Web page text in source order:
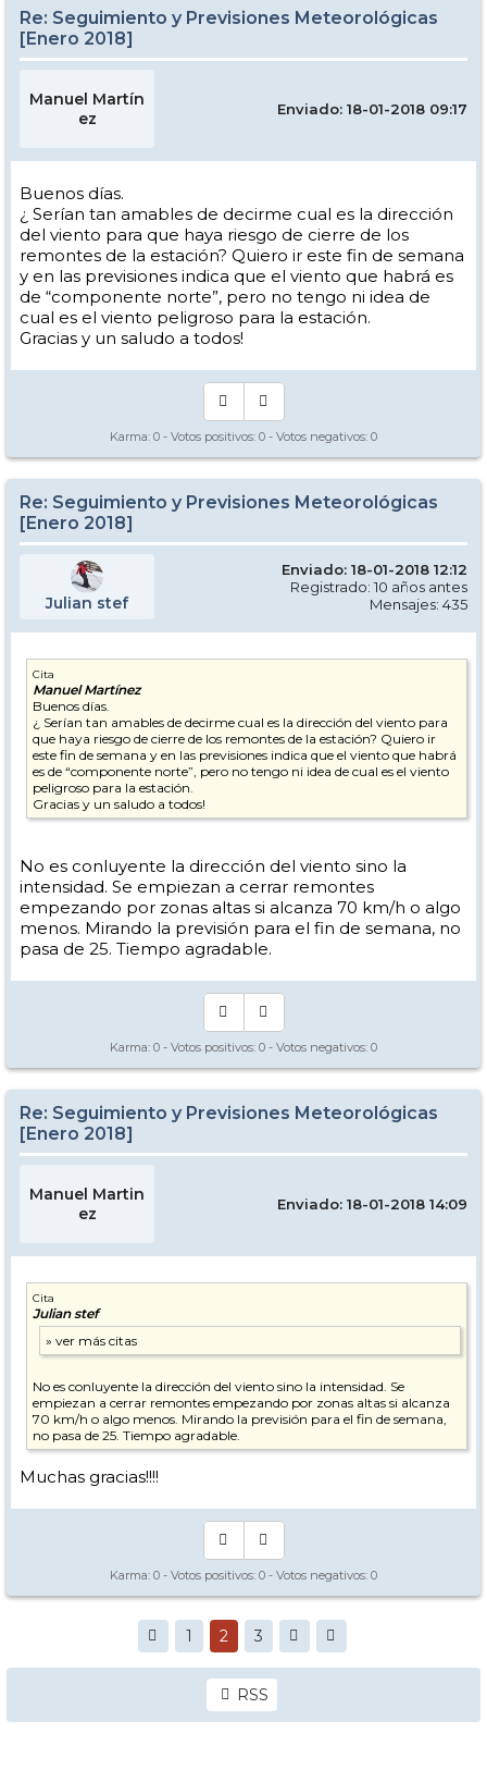
Re: Seguimiento y Previsiones Meteorológicas
[Enero 2018]
Manuel Martín
ez
Enviado: 18-01-2018 09:17
Buenos días.
¿ Serían tan amables de decirme cual es la dirección
del viento para que haya riesgo de cierre de los
remontes de la estación? Quiero ir este fin de semana
y en las previsiones indica que el viento que habrá es
de “componente norte”, pero no tengo ni idea de
cual es el viento peligroso para la estación.
Gracias y un saludo a todos!
Karma: 0 - Votos positivos: 0 - Votos negativos: 0
Re: Seguimiento y Previsiones Meteorológicas
[Enero 2018]
Julian stef
Enviado: 18-01-2018 12:12
Registrado: 10 años antes
Mensajes: 435
Cita
Manuel Martínez
Buenos días.
¿ Serían tan amables de decirme cual es la dirección del viento para
que haya riesgo de cierre de los remontes de la estación? Quiero ir
este fin de semana y en las previsiones indica que el viento que habrá
es de “componente norte”, pero no tengo ni idea de cual es el viento
peligroso para la estación.
Gracias y un saludo a todos!
No es conluyente la dirección del viento sino la
intensidad. Se empiezan a cerrar remontes
empezando por zonas altas si alcanza 70 km/h o algo
menos. Mirando la previsión para el fin de semana, no
pasa de 25. Tiempo agradable.
Karma: 0 - Votos positivos: 0 - Votos negativos: 0
Re: Seguimiento y Previsiones Meteorológicas
[Enero 2018]
Manuel Martin
ez
Enviado: 18-01-2018 14:09
Cita
Julian stef
No es conluyente la dirección del viento sino la intensidad. Se
empiezan a cerrar remontes empezando por zonas altas si alcanza
70 km/h o algo menos. Mirando la previsión para el fin de semana,
no pasa de 25. Tiempo agradable.
Muchas gracias!!!!
Karma: 0 - Votos positivos: 0 - Votos negativos: 0
1 2 3
RSS